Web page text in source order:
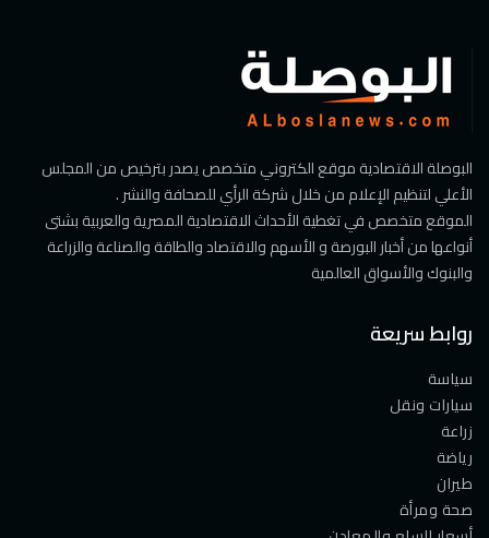
البوصلة الاقتصادية موقع الكتروني متخصص يصدر بترخيص من المجلس
الأعلي لتنظيم الإعلام من خلال شركة الرأي للصحافة والنشر .
الموقع متخصص في تغطية الأحداث الاقتصادية المصرية والعربية بشتى
أنواعها من أخبار البورصة و الأسهم والاقتصاد والطاقة والصناعة والزراعة
والبنوك والأسواق العالمية
روابط سريعة
سياسة
سيارات ونقل
زراعة
رياضة
طيران
صحة ومرأة